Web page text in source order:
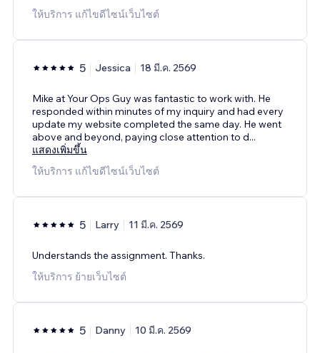
ให้บริการ แก้ไขดีไซน์เว็บไซต์
5 Jessica 18 มี.ค. 2569
Mike at Your Ops Guy was fantastic to work with. He
responded within minutes of my inquiry and had every
update my website completed the same day. He went
above and beyond, paying close attention to d...
แสดงเพิ่มขึ้น
ให้บริการ แก้ไขดีไซน์เว็บไซต์
5 Larry 11 มี.ค. 2569
Understands the assignment. Thanks.
ให้บริการ ย้ายเว็บไซต์
5 Danny 10 มี.ค. 2569